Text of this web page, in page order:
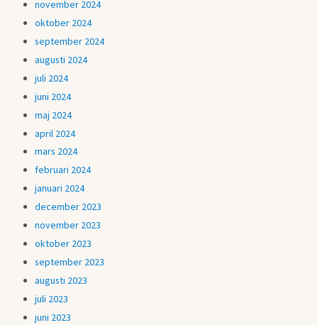
november 2024
oktober 2024
september 2024
augusti 2024
juli 2024
juni 2024
maj 2024
april 2024
mars 2024
februari 2024
januari 2024
december 2023
november 2023
oktober 2023
september 2023
augusti 2023
juli 2023
juni 2023